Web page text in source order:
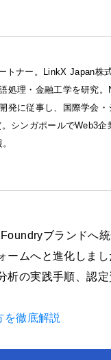
トナー。LinkX Japan株
処理・金融工学を研究
発に従事し、国際学会
シンガポールでWeb3
ブランドへ
ームへと進化しま
の実践手順、認
を徹底解説